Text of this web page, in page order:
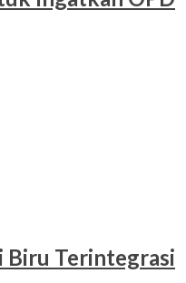
Biru Terintegrasi